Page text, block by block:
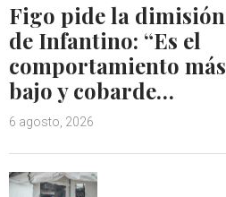
Figo pide la dimisión
de Infantino: “Es el
comportamiento más
bajo y cobarde…
6 agosto, 2026